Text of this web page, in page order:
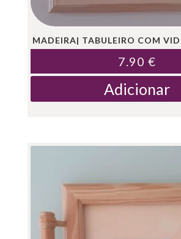
MADEIRA| TABULEIRO COM
7.90 €
Adicionar